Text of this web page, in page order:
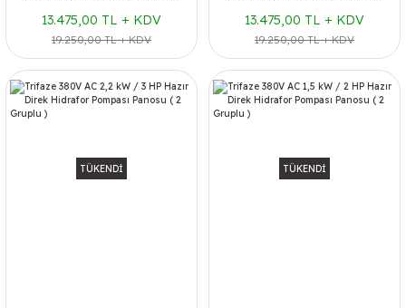
13.475,00 TL + KDV
19.250,00 TL + KDV
13.475,00 TL + KDV
19.250,00 TL + KDV
TÜKENDİ TÜKENDİ